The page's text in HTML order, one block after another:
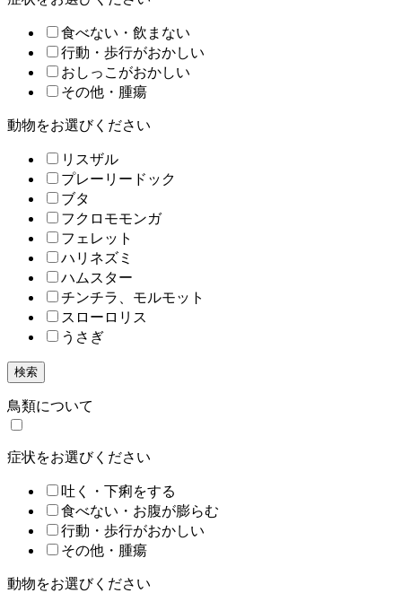
食べない・飲まない
行動・歩行がおかしい
おしっこがおかしい
その他・腫瘍
動物をお選びください
リスザル
プレーリードック
ブタ
フクロモモンガ
フェレット
ハリネズミ
ハムスター
チンチラ、モルモット
スローロリス
うさぎ
検索
鳥類について
症状をお選びください
吐く・下痢をする
食べない・お腹が膨らむ
行動・歩行がおかしい
その他・腫瘍
動物をお選びください